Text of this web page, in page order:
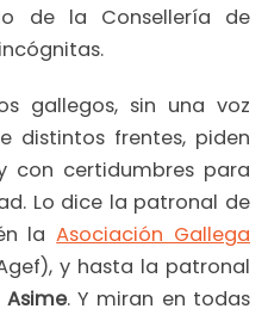
de la Consellería de
gallegos, sin una voz
distintos frentes, piden
con certidumbres para
Lo dice la patronal de
laAsociación Gallega
y hasta la patronal
Asime. Y miran en todas